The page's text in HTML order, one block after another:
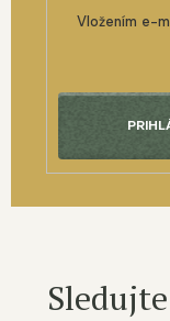
Vložením e-